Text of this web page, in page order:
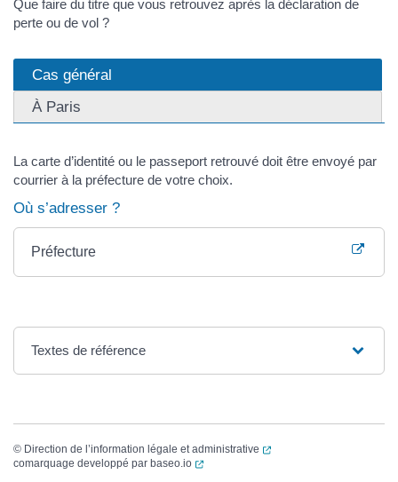
Que faire du titre que vous retrouvez après la déclaration de
perte ou de vol ?
Cas général
À Paris
La carte d’identité ou le passeport retrouvé doit être envoyé par
courrier à la préfecture de votre choix.
Où s’adresser ?
Préfecture
Textes de référence
© Direction de l’information légale et administrative
(ouverture dans un
comarquage developpé par baseo.io (ouverture dans un nouvel onglet)